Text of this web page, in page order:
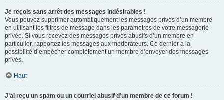
Je reçois sans arrêt des messages indésirables !
Vous pouvez supprimer automatiquement les messages privés d’un membre
en utilisant les filtres de message dans les paramètres de votre messagerie
privée. Si vous recevez des messages privés abusifs d’un membre en
particulier, rapportez les messages aux modérateurs. Ce dernier a la
possibilité d’empêcher complètement un membre d’envoyer des messages
privés.
Haut
J’ai reçu un spam ou un courriel abusif d’un membre de ce forum !